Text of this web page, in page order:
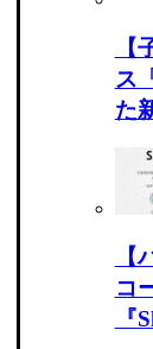
ス
た
コ
『